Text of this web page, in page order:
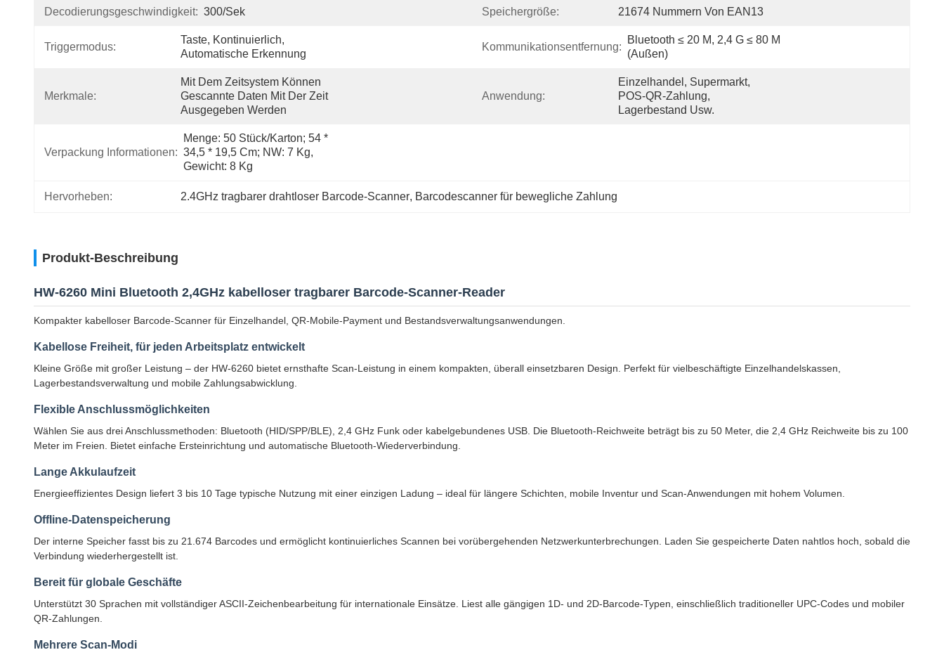
Decodierungsgeschwindigkeit: 300/Sek Speichergröße: 21674 Nummern Von EAN13
Triggermodus:
Taste, Kontinuierlich,
Automatische Erkennung
Kommunikationsentfernung:
Bluetooth ≤ 20 M, 2,4 G ≤ 80 M
(außen)
Merkmale:
Mit Dem Zeitsystem Können
Gescannte Daten Mit Der Zeit
Ausgegeben Werden
Anwendung:
Einzelhandel, Supermarkt,
POS-QR-Zahlung,
Lagerbestand Usw.
Verpackung Informationen:
Menge: 50 Stück/Karton; 54 *
34,5 * 19,5 Cm; NW: 7 Kg,
Gewicht: 8 Kg
Hervorheben: 2.4GHz tragbarer drahtloser Barcode-Scanner, Barcodescanner für bewegliche Zahlung
Produkt-Beschreibung
HW-6260 Mini Bluetooth 2,4GHz kabelloser tragbarer Barcode-Scanner-Reader
Kompakter kabelloser Barcode-Scanner für Einzelhandel, QR-Mobile-Payment und Bestandsverwaltungsanwendungen.
Kabellose Freiheit, für jeden Arbeitsplatz entwickelt
Kleine Größe mit großer Leistung – der HW-6260 bietet ernsthafte Scan-Leistung in einem kompakten, überall einsetzbaren Design. Perfekt für vielbeschäftigte Einzelhandelskassen,
Lagerbestandsverwaltung und mobile Zahlungsabwicklung.
Flexible Anschlussmöglichkeiten
Wählen Sie aus drei Anschlussmethoden: Bluetooth (HID/SPP/BLE), 2,4 GHz Funk oder kabelgebundenes USB. Die Bluetooth-Reichweite beträgt bis zu 50 Meter, die 2,4 GHz Reichweite bis zu 100
Meter im Freien. Bietet einfache Ersteinrichtung und automatische Bluetooth-Wiederverbindung.
Lange Akkulaufzeit
Energieeffizientes Design liefert 3 bis 10 Tage typische Nutzung mit einer einzigen Ladung – ideal für längere Schichten, mobile Inventur und Scan-Anwendungen mit hohem Volumen.
Offline-Datenspeicherung
Der interne Speicher fasst bis zu 21.674 Barcodes und ermöglicht kontinuierliches Scannen bei vorübergehenden Netzwerkunterbrechungen. Laden Sie gespeicherte Daten nahtlos hoch, sobald die
Verbindung wiederhergestellt ist.
Bereit für globale Geschäfte
Unterstützt 30 Sprachen mit vollständiger ASCII-Zeichenbearbeitung für internationale Einsätze. Liest alle gängigen 1D- und 2D-Barcode-Typen, einschließlich traditioneller UPC-Codes und mobiler
QR-Zahlungen.
Mehrere Scan-Modi